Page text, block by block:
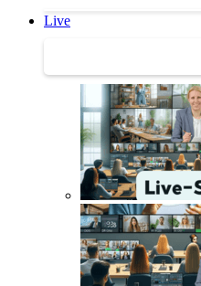
Live